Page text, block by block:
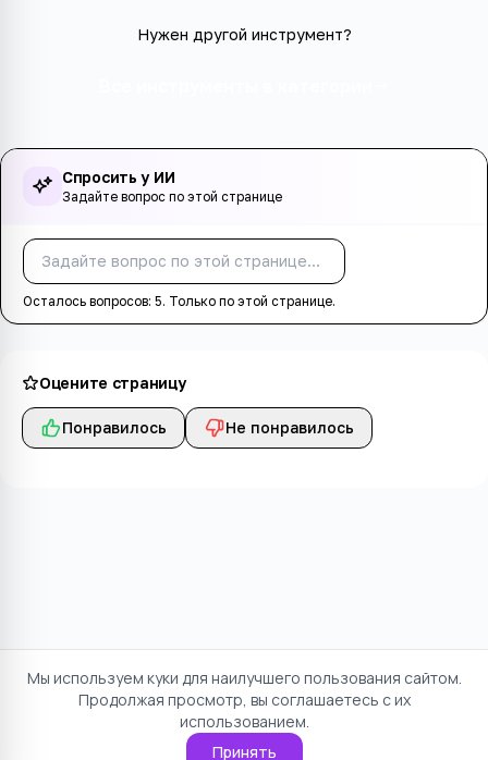
Нужен другой инструмент?
Спросить у ИИ
Задайте вопрос по этой странице
Осталось вопросов: 5. Только по этой странице.
Оцените страницу
Понравилось Не понравилось
Мы используем куки для наилучшего пользования сайтом.
Продолжая просмотр, вы соглашаетесь с их
использованием.
Принять